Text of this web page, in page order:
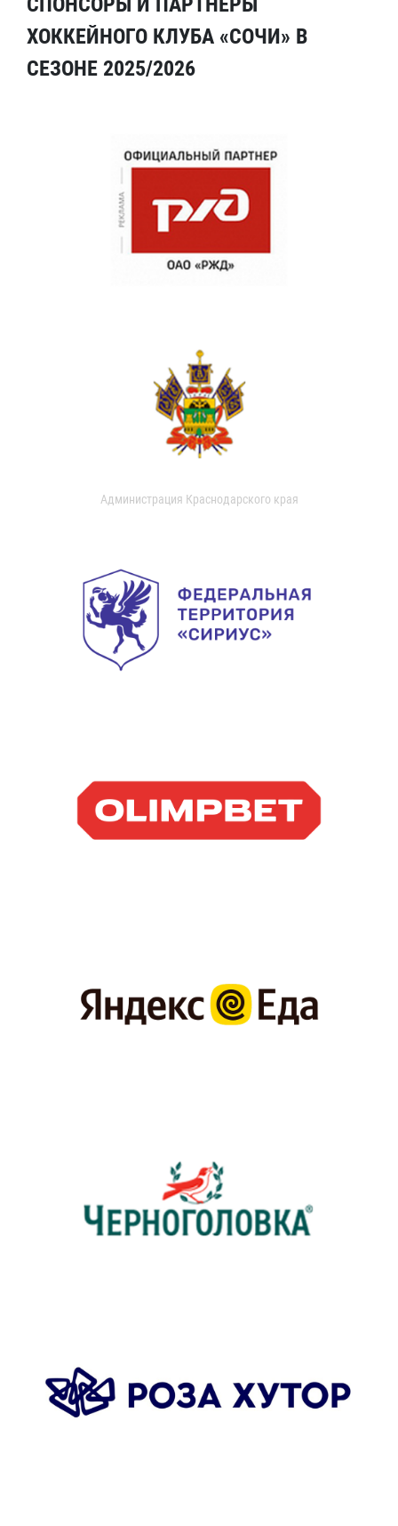
ХОККЕЙНОГО КЛУБА «СОЧИ» В
СЕЗОНЕ 2025/2026
Администрация Краснодарского края